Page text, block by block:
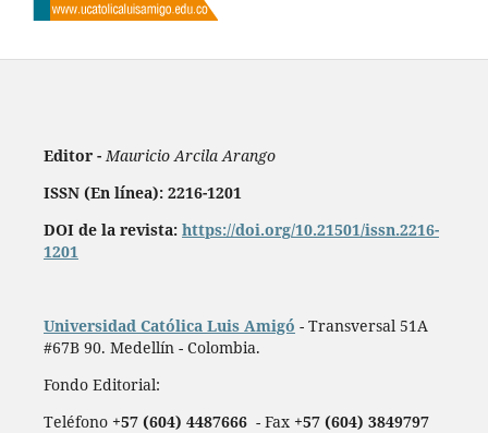
Editor - Mauricio Arcila Arango
ISSN (En línea): 2216-1201
DOI de la revista: https://doi.org/10.21501/issn.2216-
1201
Universidad Católica Luis Amigó - Transversal 51A
#67B 90. Medellín - Colombia.
Fondo Editorial:
Teléfono +57 (604) 4487666- Fax +57 (604) 3849797